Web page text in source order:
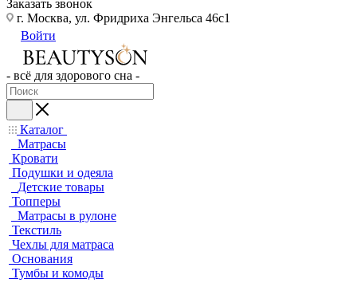
Заказать звонок
г. Москва, ул. Фридриха Энгельса 46с1
Войти
- всё для здорового сна -
Каталог
Матрасы
Кровати
Подушки и одеяла
Детские товары
Топперы
Матрасы в рулоне
Текстиль
Чехлы для матраса
Основания
Тумбы и комоды